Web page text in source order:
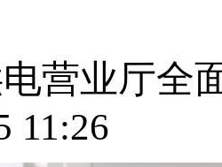
营业厅全
11:26